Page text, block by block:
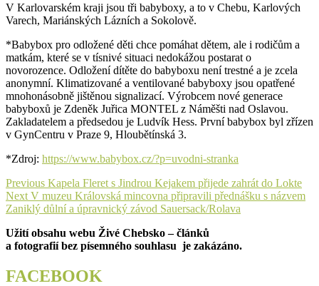
V Karlovarském kraji jsou tři babyboxy, a to v Chebu, Karlových
Varech, Mariánských Lázních a Sokolově.
*Babybox pro odložené děti chce pomáhat dětem, ale i rodičům a
matkám, které se v tísnivé situaci nedokážou postarat o
novorozence. Odložení dítěte do babyboxu není trestné a je zcela
anonymní. Klimatizované a ventilované babyboxy jsou opatřené
mnohonásobně jištěnou signalizací. Výrobcem nové generace
babyboxů je Zdeněk Juřica MONTEL z Náměšti nad Oslavou.
Zakladatelem a předsedou je Ludvík Hess. První babybox byl zřízen
v GynCentru v Praze 9, Hloubětínská 3.
*Zdroj: https://www.babybox.cz/?p=uvodni-stranka
Navigace
pro
příspěvek
Previous Previous
post:
Kapela Fleret s Jindrou Kejakem přijede zahrát do Lokte
Next Next
post:
V muzeu Královská mincovna připravili přednášku s názvem
Zaniklý důlní a úpravnický závod Sauersack/Rolava
Užití obsahu webu Živé Chebsko – článků
a fotografií bez písemného souhlasu je zakázáno.
FACEBOOK